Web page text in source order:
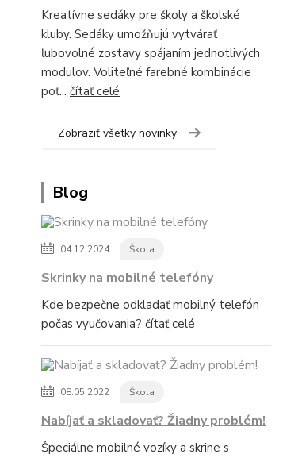
Kreatívne sedáky pre školy a školské
kluby. Sedáky umožňujú vytvárať
ľubovolné zostavy spájaním jednotlivých
modulov. Voliteľné farebné kombinácie
poť... čítať celé
Zobraziť všetky novinky
Blog
04.12.2024 Škola
Skrinky na mobilné telefóny
Kde bezpečne odkladať mobilný telefón
počas vyučovania? čítať celé
08.05.2022 Škola
Nabíjať a skladovať? Žiadny problém!
Špeciálne mobilné vozíky a skrine s